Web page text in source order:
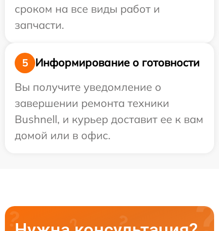
сроком на все виды работ и
запчасти.
5
Информирование о готовности
Вы получите уведомление о
завершении ремонта техники
Bushnell, и курьер доставит ее к вам
домой или в офис.